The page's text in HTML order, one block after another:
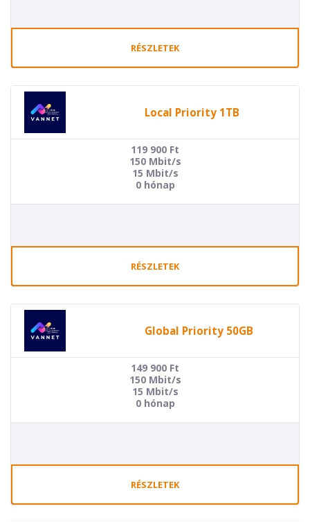
RÉSZLETEK
Local Priority 1TB
119 900 Ft
150 Mbit/s
15 Mbit/s
0 hónap
RÉSZLETEK
Global Priority 50GB
149 900 Ft
150 Mbit/s
15 Mbit/s
0 hónap
RÉSZLETEK